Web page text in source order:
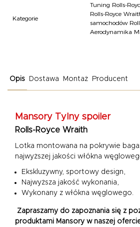
Kategorie
Tuning Rolls-
Rolls-Royce
samochodów
Aerodynamika
Opis Dostawa Montaż Producent
Mansory Tylny spoiler
Rolls-Royce Wraith
Lotka montowana na pokrywie
najwyższej jakości włókna
Ekskluzywny, sportowy design,
Najwyższa jakość wykonania,
Wykonany z włókna węglowego.
Zapraszamy do zapoznania się z
produktami Mansory w naszej